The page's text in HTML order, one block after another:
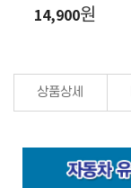
14,900원
상품상세